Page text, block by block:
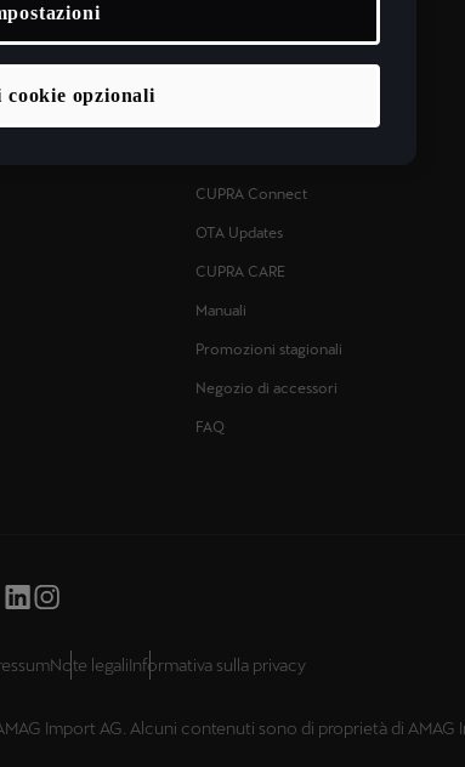
CUPRA Connect
OTA Updates
CUPRA CARE
Manuali
Promozioni stagionali
Negozio di accessori
FAQ
Note legaliInformativa sulla privacy
Import AG. Alcuni contenuti sono di proprietà di AMAG
opzionali